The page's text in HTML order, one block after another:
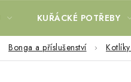
KUŘÁCKÉ POTŘEBY
Bonga a příslušenství